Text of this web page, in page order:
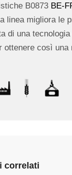
B0873 BE-
linea migliora le
di una
ottenere così
correlati